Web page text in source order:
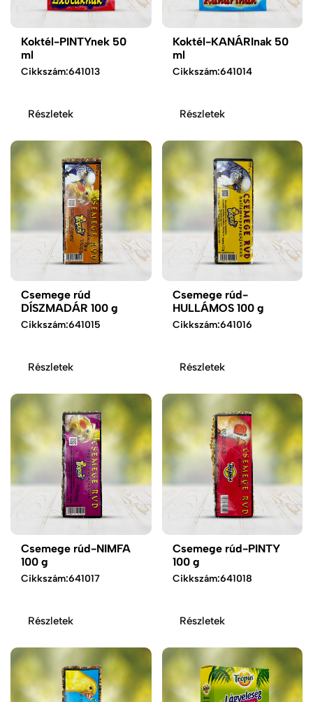
Koktél-PINTYnek 50
ml
Cikkszám:641013
Részletek
Koktél-KANÁRInak 50
ml
Cikkszám:641014
Részletek
Csemege rúd
DÍSZMADÁR 100 g
Cikkszám:641015
Részletek
Csemege rúd-
HULLÁMOS 100 g
Cikkszám:641016
Részletek
Csemege rúd-NIMFA
100 g
Cikkszám:641017
Részletek
Csemege rúd-PINTY
100 g
Cikkszám:641018
Részletek